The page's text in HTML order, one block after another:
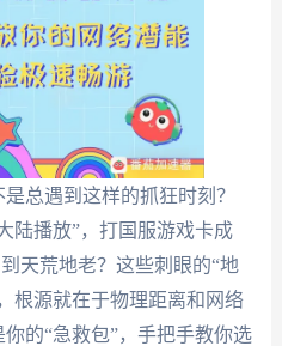
总遇到这样的抓狂时刻？
陆播放”，打国服游戏卡成
天荒地老？这些刺眼的“地
根源就在于物理距离和网络
的“急救包”，手把手教你选